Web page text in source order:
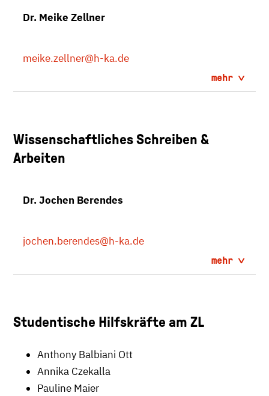
Dr. Meike Zellner
meike.zellner@h-ka.de
mehr
Wissenschaftliches Schreiben &
Arbeiten
Dr. Jochen Berendes
jochen.berendes@h-ka.de
mehr
Studentische Hilfskräfte am ZL
Anthony Balbiani Ott
Annika Czekalla
Pauline Maier